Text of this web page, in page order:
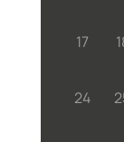
17
24